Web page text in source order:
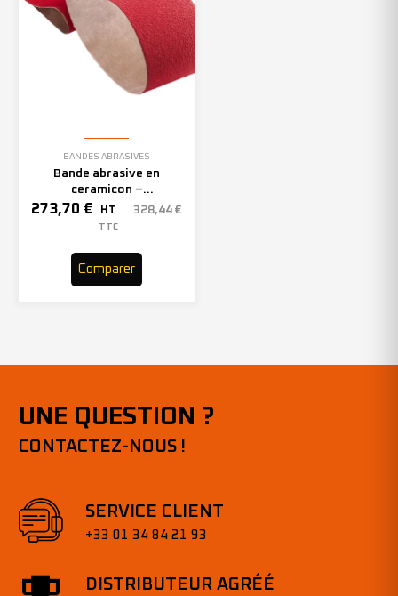
BANDES ABRASIVES
Bande abrasive en
ceramicon –
150mmx2000mm – Grain 40
– 305969 (x10)
273,70 € HT 328,44 €
TTC
Comparer
UNE QUESTION ?
CONTACTEZ-NOUS !
SERVICE CLIENT
+33 01 34 84 21 93
DISTRIBUTEUR AGRÉÉ